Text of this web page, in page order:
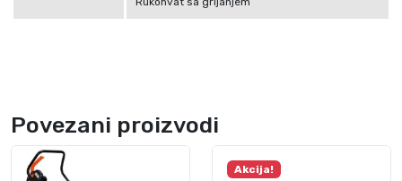
Povezani proizvodi
Akcija!